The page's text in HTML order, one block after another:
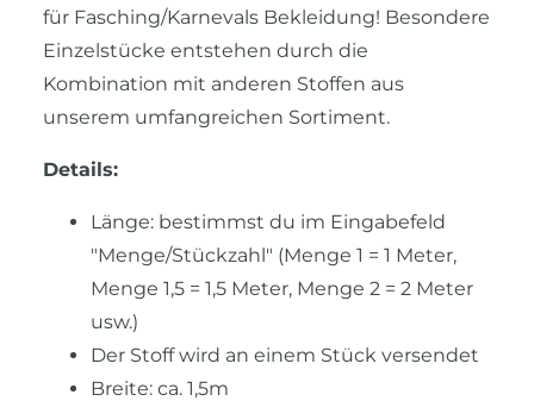
für Fasching/Karnevals Bekleidung! Besondere
Einzelstücke entstehen durch die
Kombination mit anderen Stoffen aus
unserem umfangreichen Sortiment.
Details:
Länge: bestimmst du im Eingabefeld
"Menge/Stückzahl" (Menge 1 = 1 Meter,
Menge 1,5 = 1,5 Meter, Menge 2 = 2 Meter
usw.)
Der Stoff wird an einem Stück versendet
Breite: ca. 1,5m